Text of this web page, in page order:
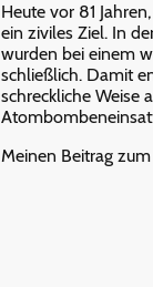
Heute vor 81
ein ziviles Ziel. In
wurden bei einem
schließlich. Damit
schreckliche Weise
Meinen Beitrag